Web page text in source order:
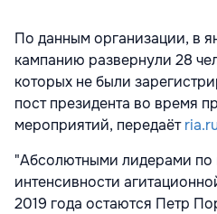
По данным организации, в
кампанию развернули 28
которых не были
пост президента во время
мероприятий, передаёт
"Абсолютными лидерами по
интенсивности
2019 года остаются Петр